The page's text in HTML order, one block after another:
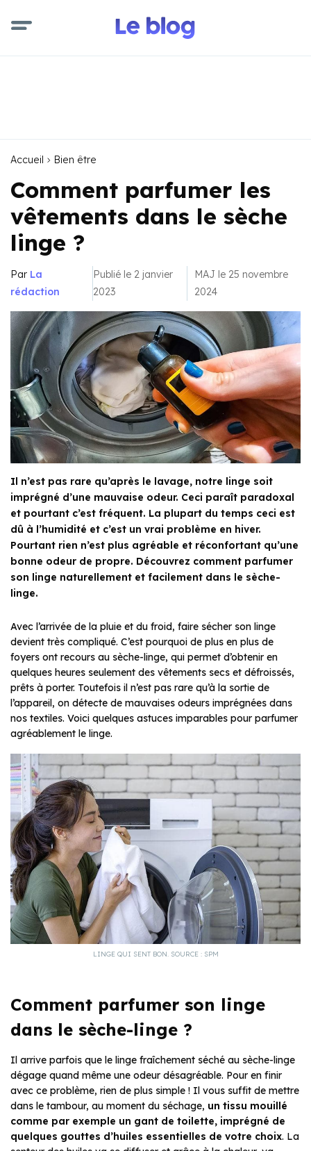
Accueil Bien être
Comment parfumer les
vêtements dans le sèche
linge ?
Par La
rédaction
Publié le 2 janvier
2023
MAJ le 25 novembre
2024
Il n’est pas rare qu’après le lavage, notre linge soit
imprégné d’une mauvaise odeur. Ceci paraît paradoxal
et pourtant c’est fréquent. La plupart du temps ceci est
dû à l’humidité et c’est un vrai problème en hiver.
Pourtant rien n’est plus agréable et réconfortant qu’une
bonne odeur de propre. Découvrez comment parfumer
son linge naturellement et facilement dans le sèche-
linge.
Avec l’arrivée de la pluie et du froid, faire sécher son linge
devient très compliqué. C’est pourquoi de plus en plus de
foyers ont recours au sèche-linge, qui permet d’obtenir en
quelques heures seulement des vêtements secs et défroissés,
prêts à porter. Toutefois il n’est pas rare qu’à la sortie de
l’appareil, on détecte de mauvaises odeurs imprégnées dans
nos textiles. Voici quelques astuces imparables pour parfumer
agréablement le linge.
LINGE QUI SENT BON. SOURCE : SPM
Comment parfumer son linge
dans le sèche-linge ?
Il arrive parfois que le linge fraîchement séché au sèche-linge
dégage quand même une odeur désagréable. Pour en finir
avec ce problème, rien de plus simple ! Il vous suffit de mettre
dans le tambour, au moment du séchage, un tissu mouillé
comme par exemple un gant de toilette, imprégné de
quelques gouttes d’huiles essentielles de votre choix. La